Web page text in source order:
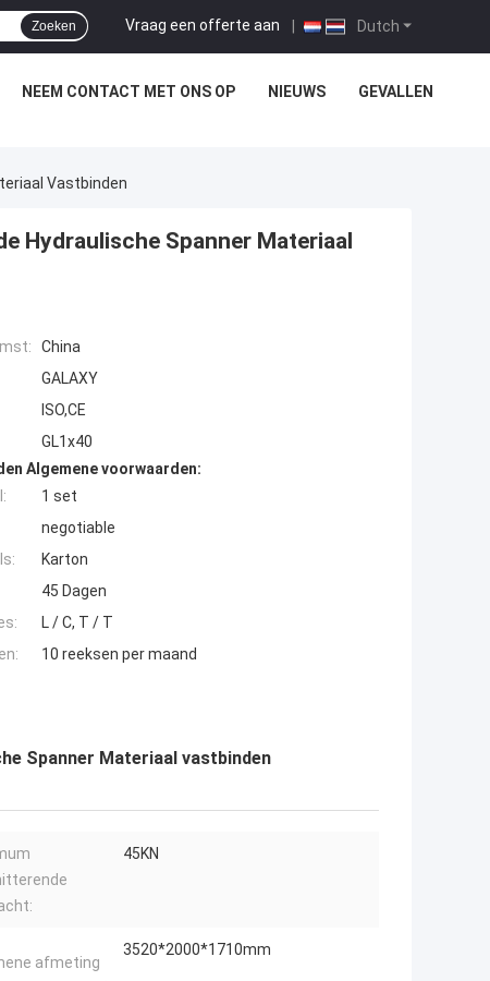
Dutch
Vraag een offerte aan |
Zoeken
NEEM CONTACT MET ONS OP NIEUWS GEVALLEN
Vastbinden
Hydraulische Spanner Materiaal
China
GALAXY
ISO,CE
GL1x40
Algemene voorwaarden:
1 set
negotiable
Karton
45 Dagen
L / C, T / T
10 reeksen per maand
Spanner Materiaal vastbinden
45KN
afmeting
3520*2000*1710mm